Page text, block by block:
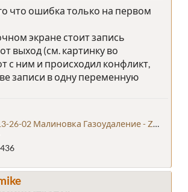
что ошибка только на первом
экране стоит запись
выход (см. картинку во
с ним и происходил конфликт,
записи в одну переменную
02 Малиновка Газоудаление - ZWorkbench.png